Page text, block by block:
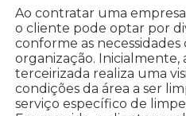
Ao contratar uma
o cliente pode optar por
conforme as
organização. Inicialmente,
terceirizada realiza uma
condições da área a ser
serviço específico de